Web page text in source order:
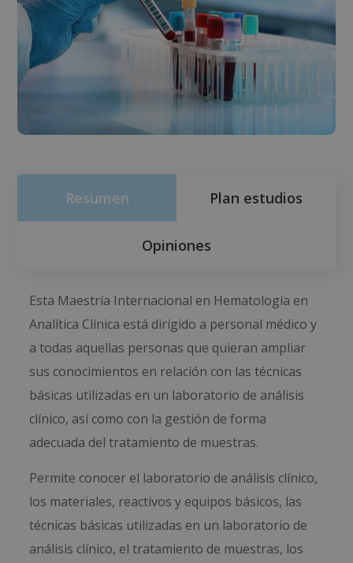
Resumen Plan estudios
Opiniones
Esta Maestría Internacional en Hematología en
Analítica Clínica está dirigido a personal médico y
a todas aquellas personas que quieran ampliar
sus conocimientos en relación con las técnicas
básicas utilizadas en un laboratorio de análisis
clínico, así como con la gestión de forma
adecuada del tratamiento de muestras.
Permite conocer el laboratorio de análisis clínico,
los materiales, reactivos y equipos básicos, las
técnicas básicas utilizadas en un laboratorio de
análisis clínico, el tratamiento de muestras, los